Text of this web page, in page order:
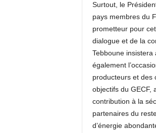
Surtout, le
pays membres du
prometteur pour
dialogue et de la
Tebboune insistera
également
producteurs et des
objectifs du GECF,
contribution à la
partenaires du
d’énergie